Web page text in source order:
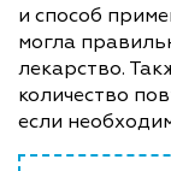
и способ
могла
лекарство.
количество
если